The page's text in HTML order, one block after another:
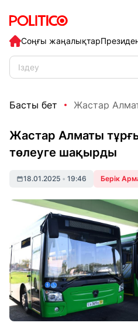
Соңғы жаңалықтар
Басты бет Жастар
Жастар Алматы
төлеуге шақырды
18.01.2025 • 19:46 Берік